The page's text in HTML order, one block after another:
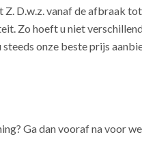
Z. D.w.z. vanaf de afbraak
Zo hoeft u niet
onze beste prijs
Ga dan vooraf na voor